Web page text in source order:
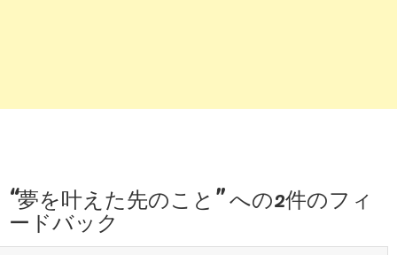
“夢を叶えた先のこと” への2件のフィ
ードバック